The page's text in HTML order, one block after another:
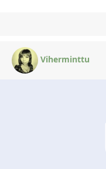
Viherminttu